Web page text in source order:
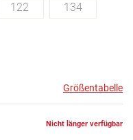
122 134
Größentabelle
Nicht länger verfügbar